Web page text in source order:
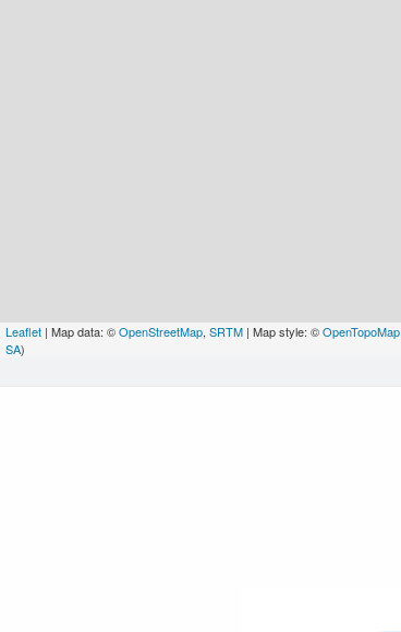
Leaflet | Map data: ©OpenStreetMap, SRTM | Map style: ©OpenTopoMap
SA)